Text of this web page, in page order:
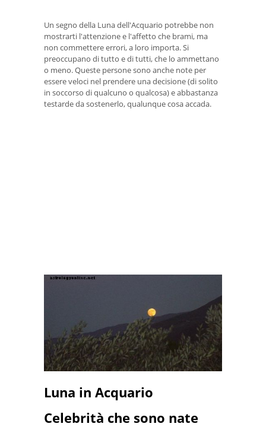
Un segno della Luna dell'Acquario potrebbe non
mostrarti l'attenzione e l'affetto che brami, ma
non commettere errori, a loro importa. Si
preoccupano di tutto e di tutti, che lo ammettano
o meno. Queste persone sono anche note per
essere veloci nel prendere una decisione (di solito
in soccorso di qualcuno o qualcosa) e abbastanza
testarde da sostenerlo, qualunque cosa accada.
Luna in Acquario
Celebrità che sono nate